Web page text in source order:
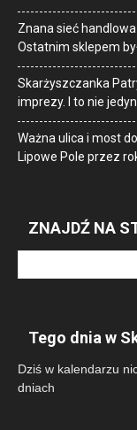
Znana sieć
Ostatnim sklepem
Skarżyszczanka
imprezy. I to nie
Ważna ulica i most
Lipowe Pole przez
ZNAJDŹ NA
Tego dnia w
Dziś w kalendarzu
dniach